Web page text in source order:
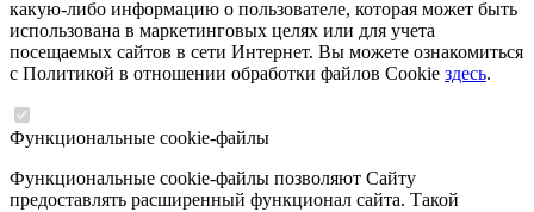
какую-либо информацию о пользователе, которая может быть
использована в маркетинговых целях или для учета
посещаемых сайтов в сети Интернет. Вы можете ознакомиться
с Политикой в отношении обработки файлов Cookie здесь.
Функциональные cookie-файлы
Функциональные cookie-файлы позволяют Сайту
предоставлять расширенный функционал сайта. Такой